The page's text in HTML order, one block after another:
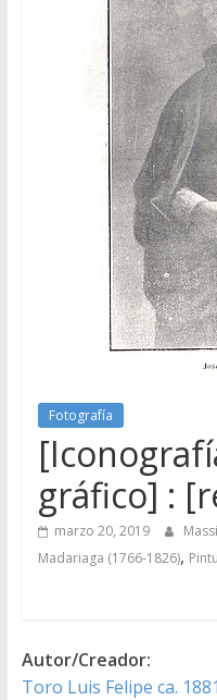
Fotografía
gráfico] :
marzo 20, 2019
Madariaga (1766-1826),
Autor/Creador:
Toro Luis Felipe ca.